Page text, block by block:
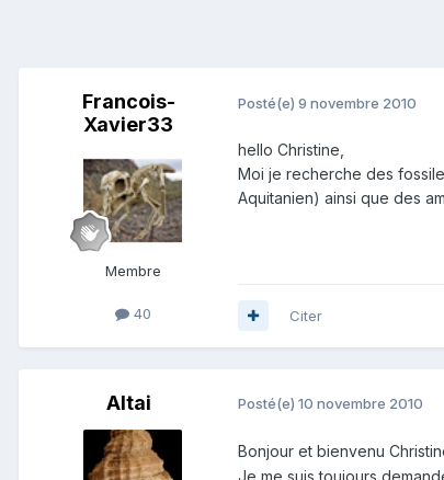
Francois-
Xavier33
Membre
40
Posté(e) 9 novembre 2010
hello Christine,
Moi je recherche des
Aquitanien) ainsi que des
Citer
Altai Posté(e) 10 novembre 2010
Bonjour et bienvenu
Je me suis toujours